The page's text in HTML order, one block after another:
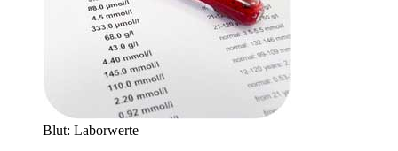
Blut: Laborwerte